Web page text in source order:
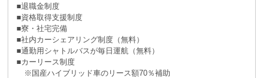
■退職金制度
■資格取得支援制度
■寮・社宅完備
■社内カーシェアリング制度（無料）
■通勤用シャトルバスが毎日運航（無料）
■カーリース制度
※国産ハイブリッド車のリース額70％補助